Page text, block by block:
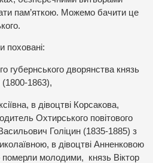
пам’яткою. Можемо бачити це
поховані:
губернського дворянства князь
1863),
в дівоцтві Корсакова,
Охтирського повітового
Голіцин (1835-1885) з
в дівоцтві Анненковою
померли молодими, князь Віктор